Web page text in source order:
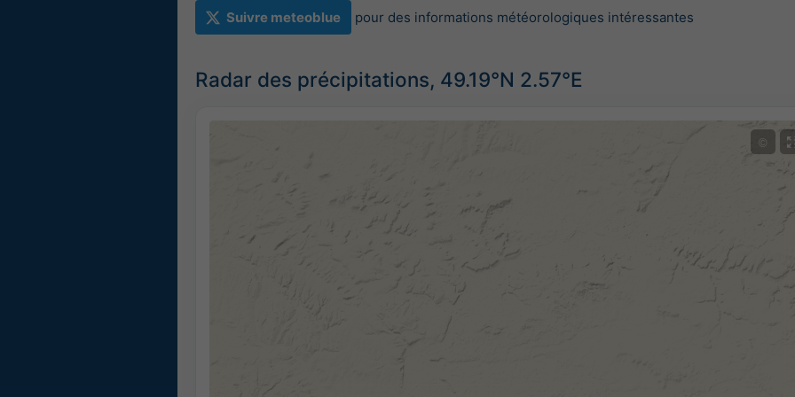
Suivre meteoblue pour des informations météorologiques intéressantes
Radar des précipitations, 49.19°N 2.57°E
©